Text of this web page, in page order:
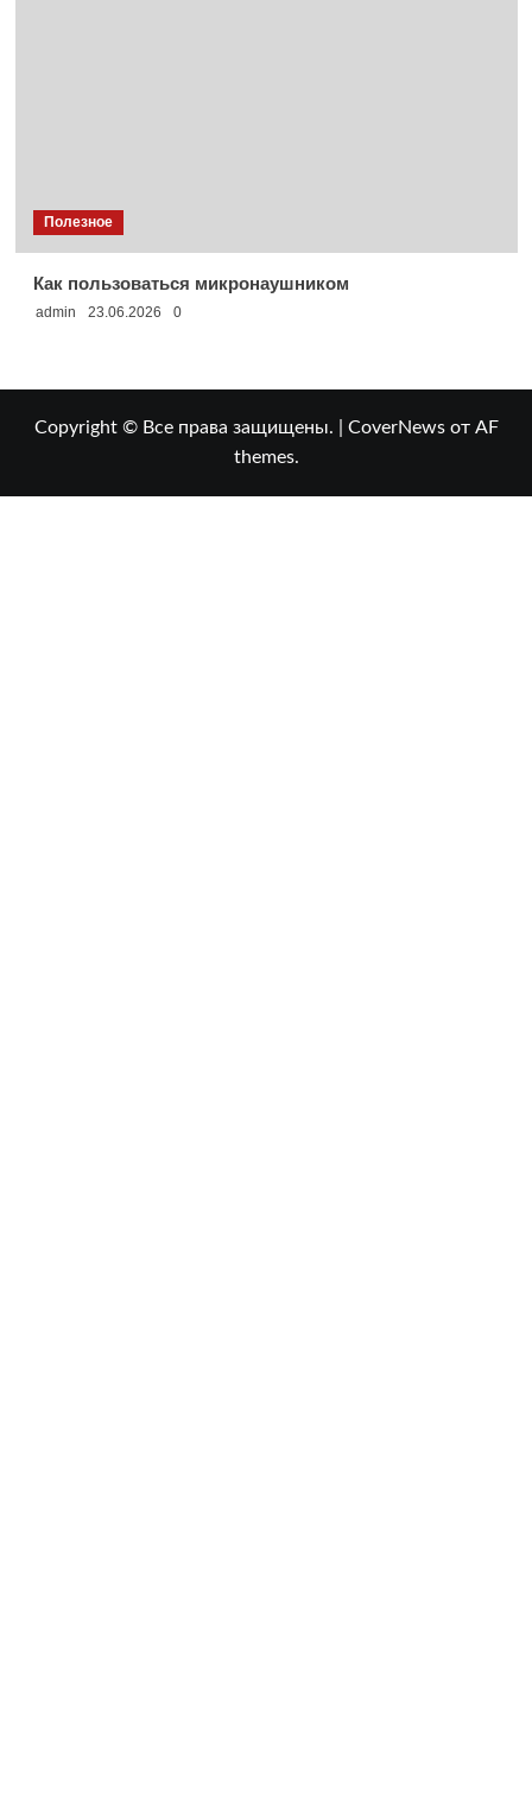
Полезное
Как пользоваться микронаушником
admin 23.06.2026 0
Copyright © Все права защищены. CoverNewsот AF
themes.